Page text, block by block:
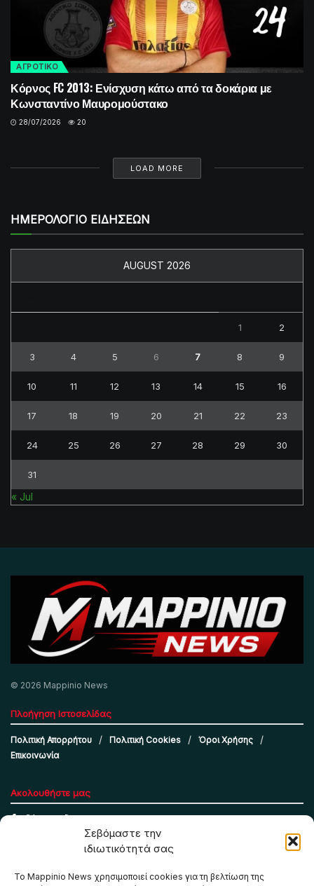
Σεβόμαστε την
ιδιωτικότητά σας
Το Mappinio News χρησιμοποιεί cookies για τη βελτίωση της
ΑΓΡΟΤΙΚΟ
Κόρνος FC 2013: Ενίσχυση κάτω από τα δοκάρια με
Κωνσταντίνο Μαυρομούστακο
28/07/2026 20
LOAD MORE
ΗΜΕΡΟΛΟΓΙΟ ΕΙΔΗΣΕΩΝ
AUGUST 2026
1 2
3 4 5 6 7 8 9
10 11 12 13 14 15 16
17 18 19 20 21 22 23
24 25 26 27 28 29 30
31
« Jul
© 2026 Mappinio News
Πλοήγηση Ιστοσελίδας
Πολιτική Απορρήτου Πολιτική Cookies
Όροι Χρήσης
Επικοινωνία
Ακολουθήστε μας